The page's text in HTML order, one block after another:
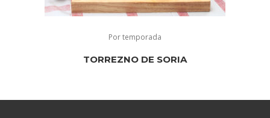
Por temporada
TORREZNO DE SORIA